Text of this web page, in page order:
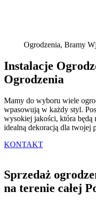
Ogrodzenia, Bramy
Instalacje
Ogrodzenia
Mamy do wyboru wiele
wpasowują w każdy styl.
wysokiej jakości, która
idealną dekoracją dla twojej
KONTAKT
Sprzedaż
na terenie całej